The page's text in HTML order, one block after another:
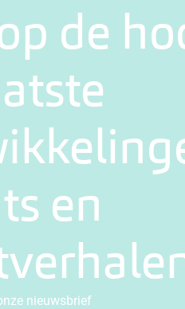
de
en
nieuwsbrief